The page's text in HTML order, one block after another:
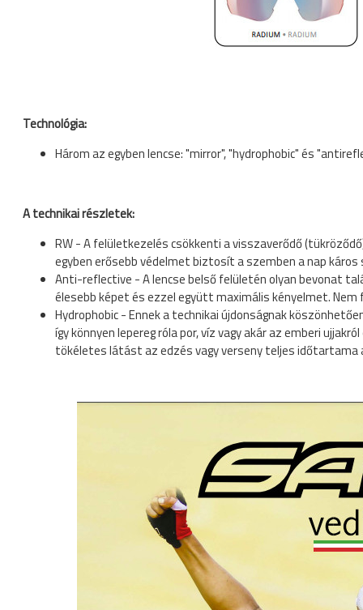
Technológia:
Három az egyben lencse: "mirror", "hydrophobic" és
A technikai részletek:
RW - A felületkezelés csökkenti a visszaverődő
egyben erősebb védelmet biztosít a szemben a nap
Anti-reflective - A lencse belső felületén olyan bevonat
élesebb képet és ezzel együtt maximális kényelmet. Nem
Hydrophobic - Ennek a technikai újdonságnak
így könnyen lepereg róla por, víz vagy akár az emberi
tökéletes látást az edzés vagy verseny teljes